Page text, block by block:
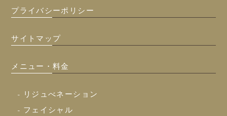
プライバシーポリシー
サイトマップ
メニュー・料金
- リジュべネーション
- フェイシャル